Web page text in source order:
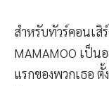
สำหรับทัวร์คอนเสิ
MAMAMOO เป็น
แรกของพวกเธอ